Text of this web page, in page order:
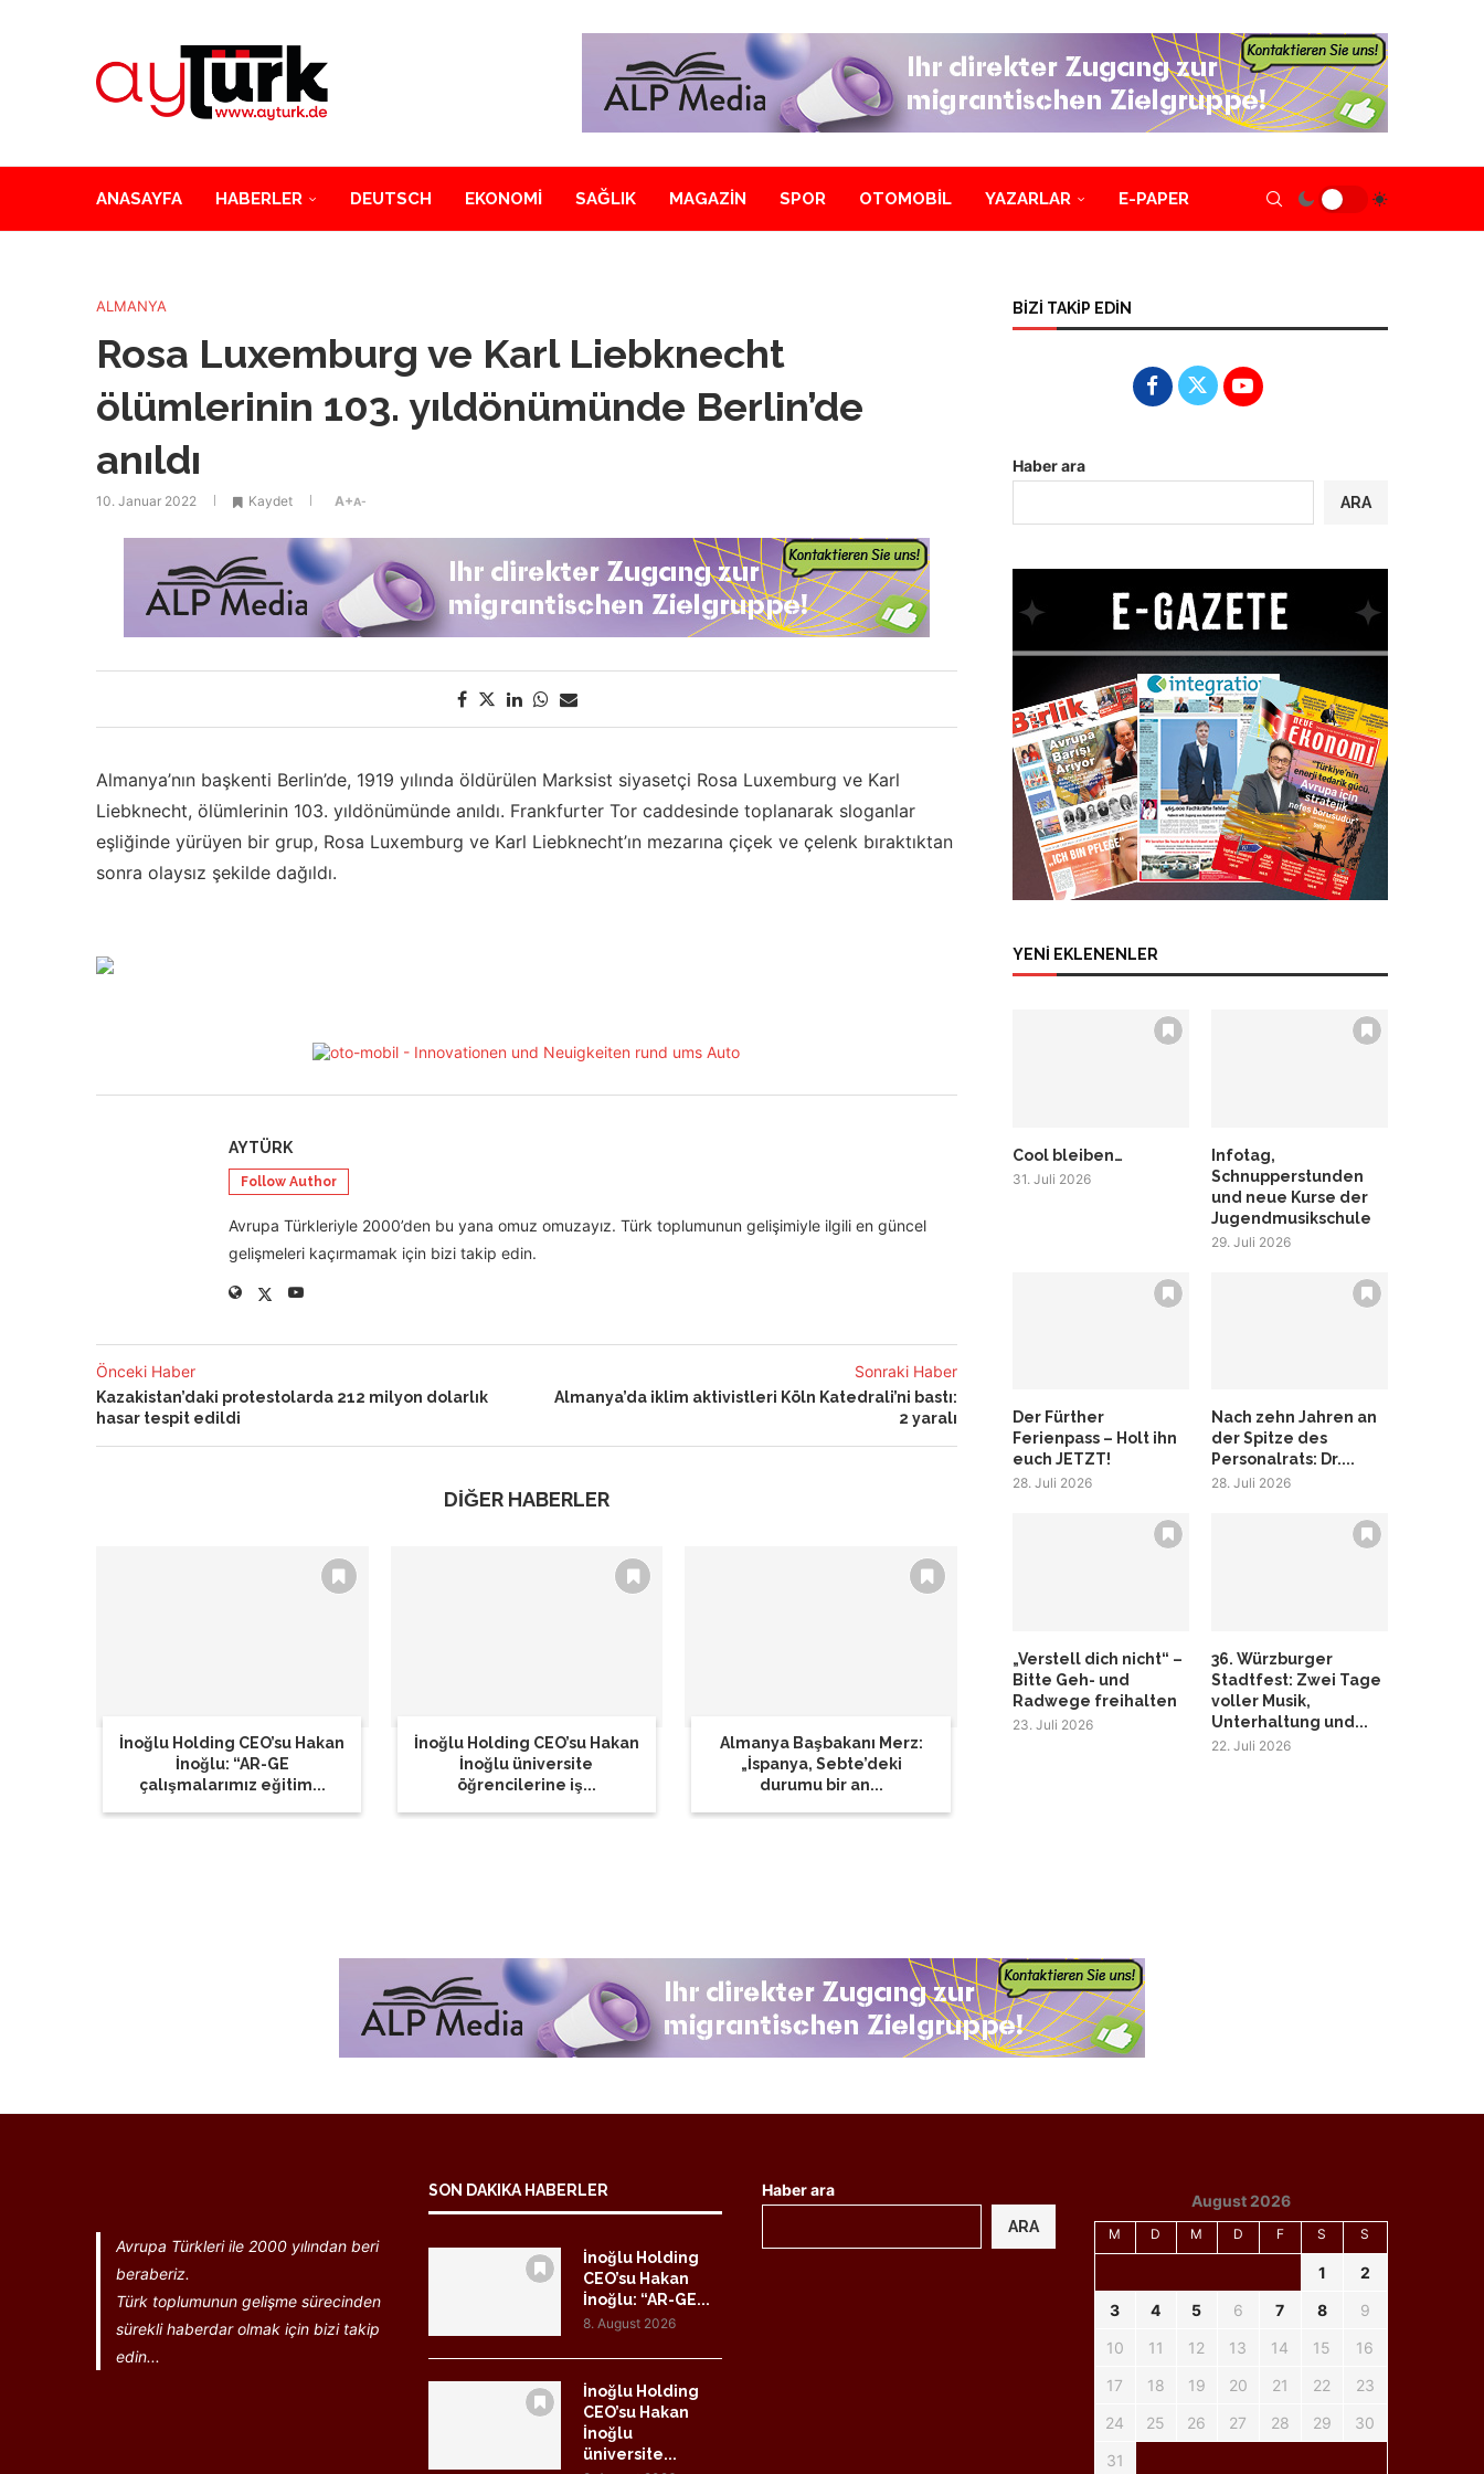
ANASAYFA HABERLER DEUTSCH EKONOMİ SAĞLIK MAGAZİN SPOR OTOMOBİL YAZARLAR E-PAPER
ALMANYA
Rosa Luxemburg ve Karl Liebknecht
ölümlerinin 103. yıldönümünde Berlin’de
anıldı
10. Januar 2022 Kaydet A+A-
Almanya’nın başkenti Berlin’de, 1919 yılında öldürülen Marksist siyasetçi Rosa Luxemburg ve Karl
Liebknecht, ölümlerinin 103. yıldönümünde anıldı. Frankfurter Tor caddesinde toplanarak sloganlar
eşliğinde yürüyen bir grup, Rosa Luxemburg ve Karl Liebknecht’ın mezarına çiçek ve çelenk bıraktıktan
sonra olaysız şekilde dağıldı.
AYTÜRK
Follow Author
Avrupa Türkleriyle 2000’den bu yana omuz omuzayız. Türk toplumunun gelişimiyle ilgili en güncel
gelişmeleri kaçırmamak için bizi takip edin.
Önceki Haber
Kazakistan’daki protestolarda 212 milyon dolarlık
hasar tespit edildi
Sonraki Haber
Almanya’da iklim aktivistleri Köln Katedrali’ni bastı:
2 yaralı
DİĞER HABERLER
İnoğlu Holding CEO’su Hakan
İnoğlu: “AR-GE
çalışmalarımız eğitim...
İnoğlu Holding CEO’su Hakan
İnoğlu üniversite
öğrencilerine iş...
Almanya Başbakanı Merz:
„İspanya, Sebte’deki
durumu bir an...
BİZİ TAKİP EDİN
Haber ara
ARA
YENİ EKLENENLER
Cool bleiben…
31. Juli 2026
Infotag,
Schnupperstunden
und neue Kurse der
Jugendmusikschule
29. Juli 2026
Der Fürther
Ferienpass – Holt ihn
euch JETZT!
28. Juli 2026
Nach zehn Jahren an
der Spitze des
Personalrats: Dr....
28. Juli 2026
„Verstell dich nicht“ –
Bitte Geh- und
Radwege freihalten
23. Juli 2026
36. Würzburger
Stadtfest: Zwei Tage
voller Musik,
Unterhaltung und...
22. Juli 2026
Avrupa Türkleri ile 2000 yılından beri
beraberiz.
Türk toplumunun gelişme sürecinden
sürekli haberdar olmak için bizi takip
edin...
SON DAKIKA HABERLER
İnoğlu Holding
CEO’su Hakan
İnoğlu: “AR-GE...
8. August 2026
İnoğlu Holding
CEO’su Hakan
İnoğlu
üniversite...
Haber ara
ARA
August 2026
M D M D F S S
1
2
3
4 5 6 7 8
9
10
11 12 13 14 15
16
17
18 19 20 21 22
23
24
25 26 27 28 29
30
31